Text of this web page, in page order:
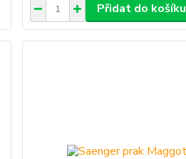
Přidat do košíku